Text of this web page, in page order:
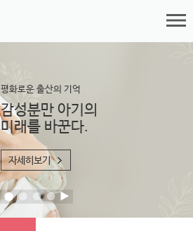
평화로운 출산의 기억
감성분만 아기의
미래를 바꾼다.
자세히보기